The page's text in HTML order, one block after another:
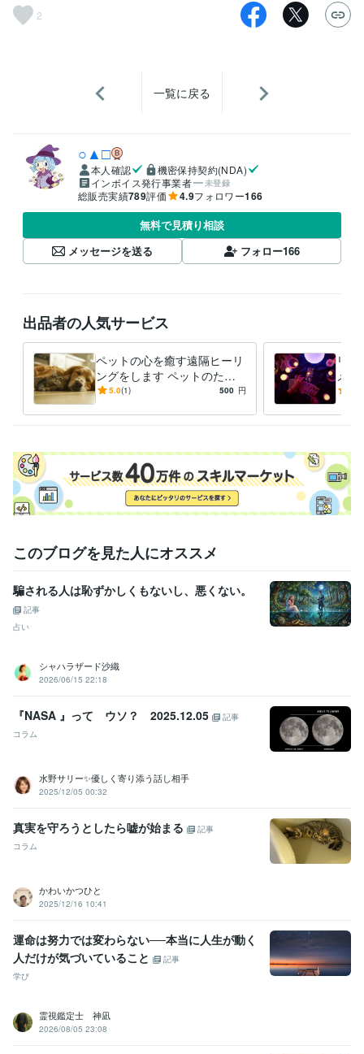
2
一覧に戻る
○▲□
本人確認
機密保持契約(NDA)
インボイス発行事業者
未登録
総販売実績789評価 4.9フォロワー166
無料で見積り相談
メッセージを送る
フォロー166
出品者の人気サービス
ペットの心を癒す遠隔ヒーリ
ングをします ペットのため
の癒しとリラックスをサポー
5.0(1) 500 円
リ
メ
あな
このブログを見た人にオススメ
騙される人は恥ずかしくもないし、悪くない。
記事
占い
シャハラザード沙織
2026/06/15 22:18
『NASA 』って ウソ？ 2025.12.05
記事
コラム
水野サリー✨優しく寄り添う話し相手
2025/12/05 00:32
真実を守ろうとしたら嘘が始まる
記事
コラム
かわいかつひと
2025/12/16 10:41
運命は努力では変わらない──本当に人生が動く
人だけが気づいていること
記事
学び
霊視鑑定士 神凪
2026/08/05 23:08